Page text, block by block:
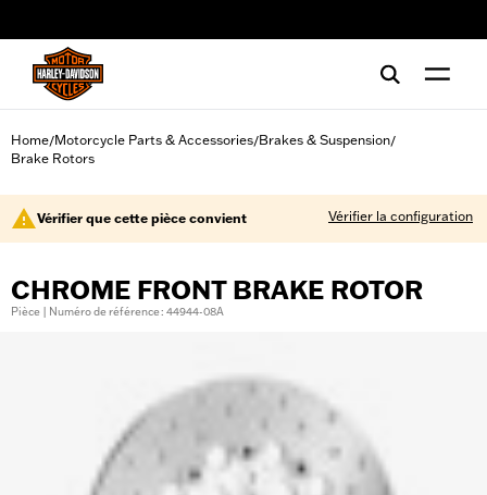
Home/Motorcycle Parts & Accessories/Brakes & Suspension/
Brake Rotors
Vérifier que cette pièce convient Vérifier la configuration
CHROME FRONT BRAKE ROTOR
Pièce | Numéro de référence : 44944-08A